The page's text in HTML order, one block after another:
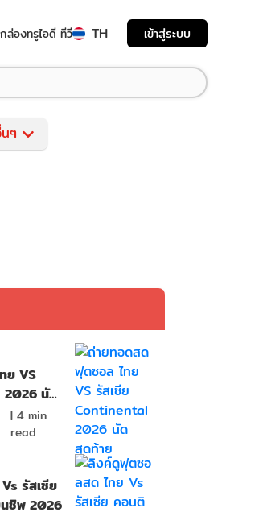
กล่องทรูไอดี ทีวี TH เข้าสู่ระบบ
ๆ
ย VS
2026 นัด
| 4min
read
รัสเซีย
ชิพ 2026